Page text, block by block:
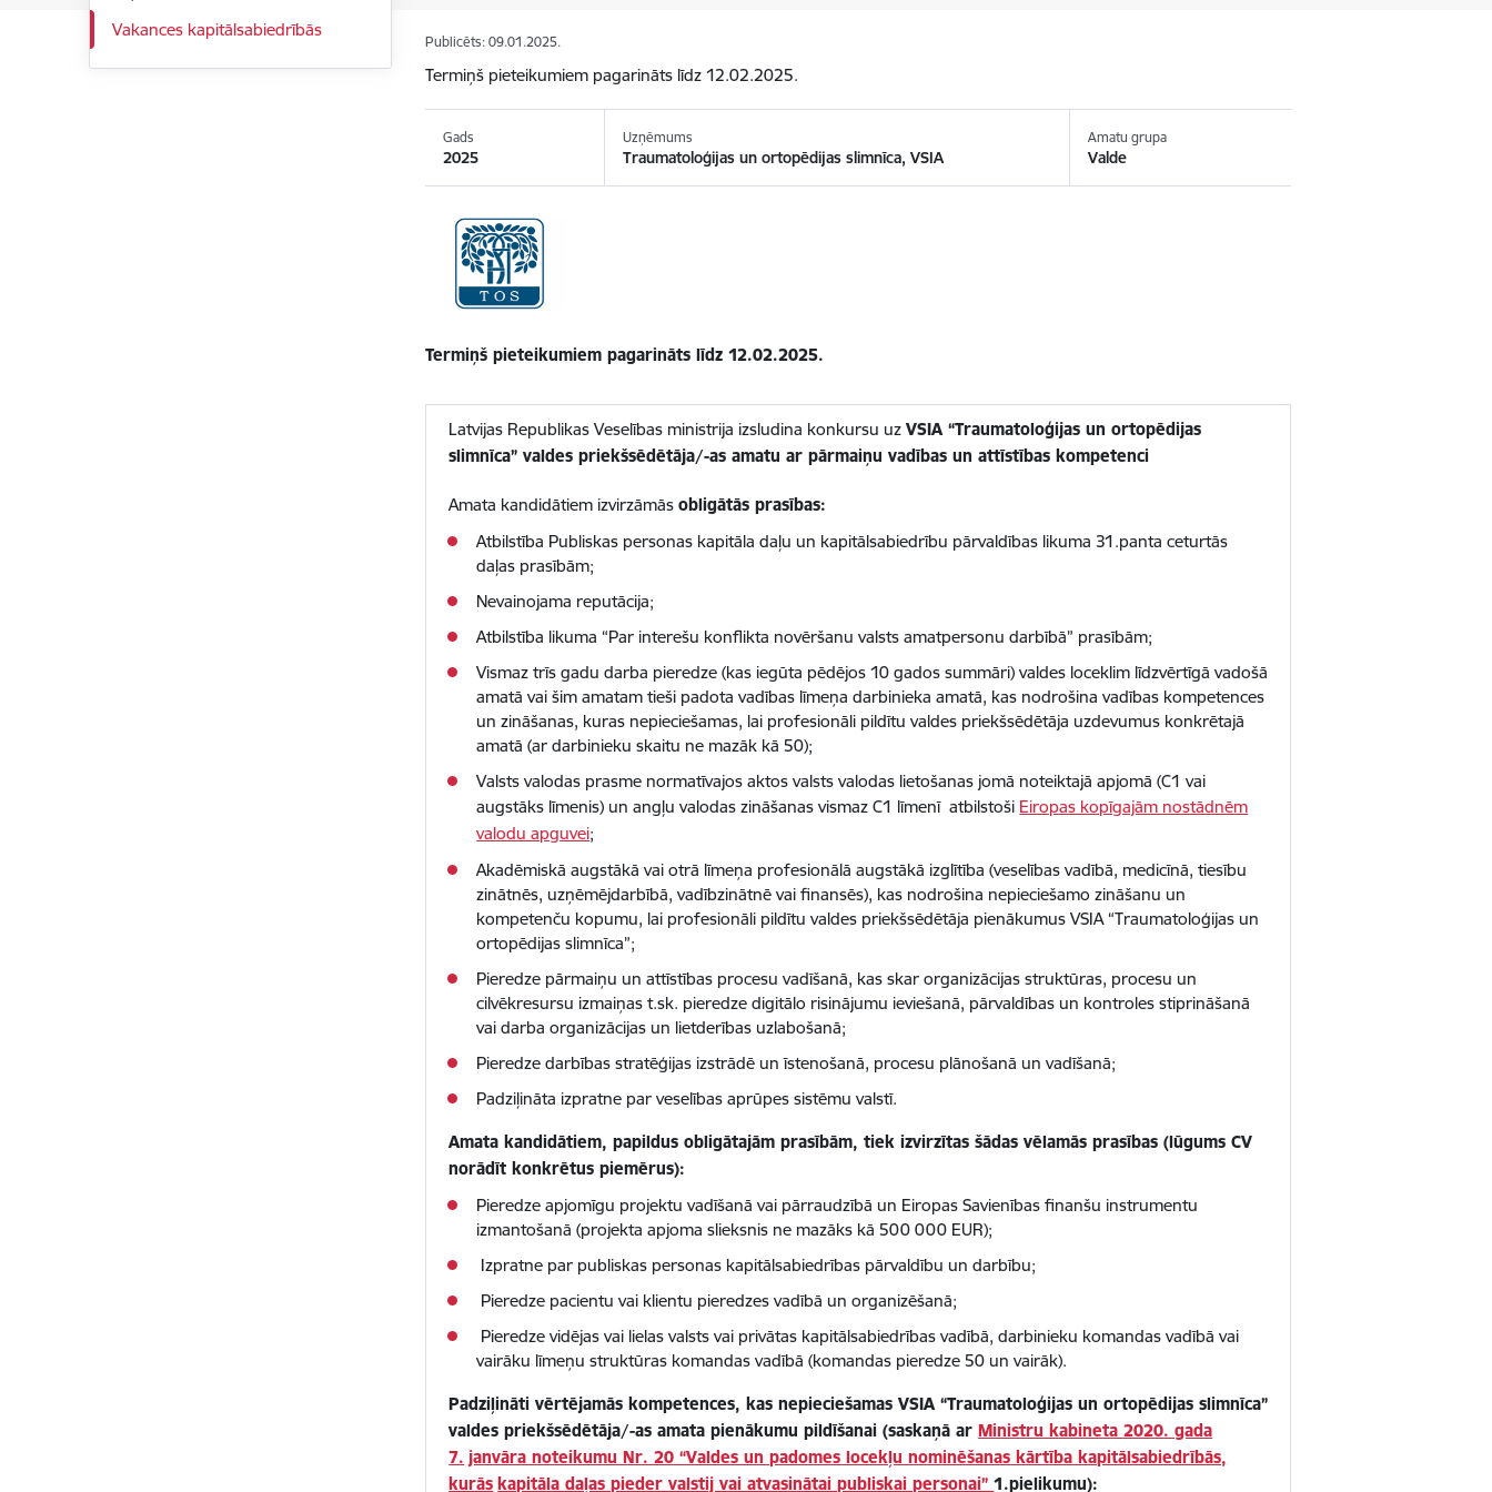
Vakances kapitālsabiedrībās
Publicēts: 09.01.2025.
Termiņš pieteikumiem pagarināts līdz 12.02.2025.
Gads
2025
Uzņēmums
Traumatoloģijas un ortopēdijas slimnīca, VSIA
Amatu grupa
Valde
Termiņš pieteikumiem pagarināts līdz 12.02.2025.
Latvijas Republikas Veselības ministrija izsludina konkursu uzVSIA “Traumatoloģijas un ortopēdijas
slimnīca” valdes priekšsēdētāja/-as amatu ar pārmaiņu vadības un attīstības kompetenci
Amata kandidātiem izvirzāmāsobligātās prasības:
Atbilstība Publiskas personas kapitāla daļu un kapitālsabiedrību pārvaldības likuma 31.panta ceturtās
daļas prasībām;
Nevainojama reputācija;
Atbilstība likuma “Par interešu konflikta novēršanu valsts amatpersonu darbībā” prasībām;
Vismaz trīs gadu darba pieredze (kas iegūta pēdējos 10 gados summāri) valdes loceklim līdzvērtīgā vadošā
amatā vai šim amatam tieši padota vadības līmeņa darbinieka amatā, kas nodrošina vadības kompetences
un zināšanas, kuras nepieciešamas, lai profesionāli pildītu valdes priekšsēdētāja uzdevumus konkrētajā
amatā (ar darbinieku skaitu ne mazāk kā 50);
Valsts valodas prasme normatīvajos aktos valsts valodas lietošanas jomā noteiktajā apjomā (C1 vai
augstāks līmenis) un angļu valodas zināšanas vismaz C1 līmenī atbilstoši Eiropas kopīgajām nostādnēm
valodu apguvei;
Akadēmiskā augstākā vai otrā līmeņa profesionālā augstākā izglītība (veselības vadībā, medicīnā, tiesību
zinātnēs, uzņēmējdarbībā, vadībzinātnē vai finansēs), kas nodrošina nepieciešamo zināšanu un
kompetenču kopumu, lai profesionāli pildītu valdes priekšsēdētāja pienākumus VSIA “Traumatoloģijas un
ortopēdijas slimnīca”;
Pieredze pārmaiņu un attīstības procesu vadīšanā, kas skar organizācijas struktūras, procesu un
cilvēkresursu izmaiņas t.sk. pieredze digitālo risinājumu ieviešanā, pārvaldības un kontroles stiprināšanā
vai darba organizācijas un lietderības uzlabošanā;
Pieredze darbības stratēģijas izstrādē un īstenošanā, procesu plānošanā un vadīšanā;
Padziļināta izpratne par veselības aprūpes sistēmu valstī.
Amata kandidātiem, papildus obligātajām prasībām, tiek izvirzītas šādas vēlamās prasības (lūgums CV
norādīt konkrētus piemērus):
Pieredze apjomīgu projektu vadīšanā vai pārraudzībā un Eiropas Savienības finanšu instrumentu
izmantošanā (projekta apjoma slieksnis ne mazāks kā 500 000 EUR);
Izpratne par publiskas personas kapitālsabiedrības pārvaldību un darbību;
Pieredze pacientu vai klientu pieredzes vadībā un organizēšanā;
Pieredze vidējas vai lielas valsts vai privātas kapitālsabiedrības vadībā, darbinieku komandas vadībā vai
vairāku līmeņu struktūras komandas vadībā (komandas pieredze 50 un vairāk).
Padziļināti vērtējamās kompetences, kas nepieciešamas VSIA “Traumatoloģijas un ortopēdijas slimnīca”
valdes priekšsēdētāja/-as amata pienākumu pildīšanai (saskaņā arMinistru kabineta 2020. gada
7. janvāra noteikumu Nr. 20 “Valdes un padomes locekļu nominēšanas kārtība kapitālsabiedrībās,
kurās kapitāla daļas pieder valstij vai atvasinātai publiskai personai”1.pielikumu):